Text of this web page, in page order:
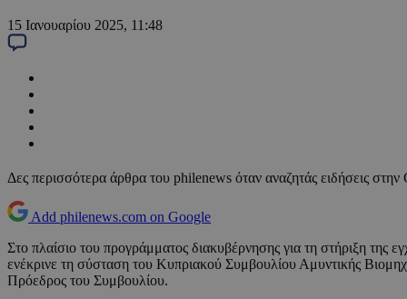
15 Ιανουαρίου 2025, 11:48
Δες περισσότερα άρθρα του philenews όταν αναζητάς ειδήσεις στην
Add philenews.com on Google
Στο πλαίσιο του προγράμματος διακυβέρνησης για τη στήριξη της
ενέκρινε τη σύσταση του Κυπριακού Συμβουλίου Αμυντικής
Πρόεδρος του Συμβουλίου.